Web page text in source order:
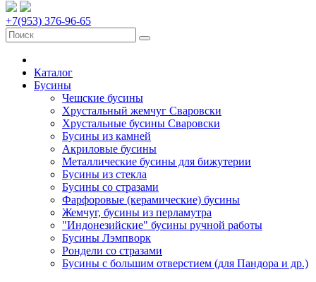
+7(953) 376-96-65
Каталог
Бусины
Чешские бусины
Хрустальный жемчуг Сваровски
Хрустальные бусины Сваровски
Бусины из камней
Акриловые бусины
Металлические бусины для бижутерии
Бусины из стекла
Бусины со стразами
Фарфоровые (керамические) бусины
Жемчуг, бусины из перламутра
"Индонезийские" бусины ручной работы
Бусины Лэмпворк
Рондели со стразами
Бусины с большим отверстием (для Пандора и др.)